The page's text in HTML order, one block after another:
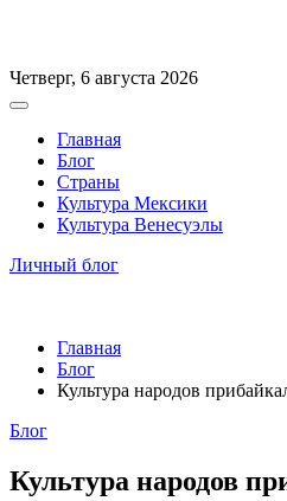
Перейти
к
Четверг, 6 августа 2026
Вне
холстаГлавная
Блог
Страны
Культура Мексики
Культура Венесуэлы
Личный блог
Главная
Блог
Культура народов
Рубрики
Блог
Культура народов